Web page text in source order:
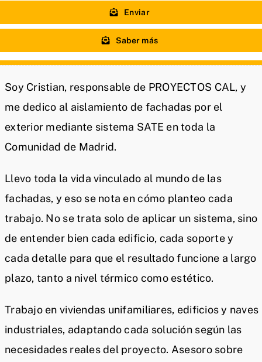
Soy Cristian, responsable de PROYECTOS CAL, y
me dedico al aislamiento de fachadas por el
exterior mediante sistema SATE en toda la
Comunidad de Madrid.
Llevo toda la vida vinculado al mundo de las
fachadas, y eso se nota en cómo planteo cada
trabajo. No se trata solo de aplicar un sistema, sino
de entender bien cada edificio, cada soporte y
cada detalle para que el resultado funcione a largo
plazo, tanto a nivel térmico como estético.
Trabajo en viviendas unifamiliares, edificios y naves
industriales, adaptando cada solución según las
necesidades reales del proyecto. Asesoro sobre
Enviar
Saber más